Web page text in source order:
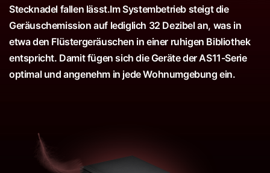
Stecknadel fallen lässt.Im Systembetrieb steigt die
Geräuschemission auf lediglich 32 Dezibel an, was in
etwa den Flüstergeräuschen in einer ruhigen Bibliothek
entspricht. Damit fügen sich die Geräte der AS11-Serie
optimal und angenehm in jede Wohnumgebung ein.